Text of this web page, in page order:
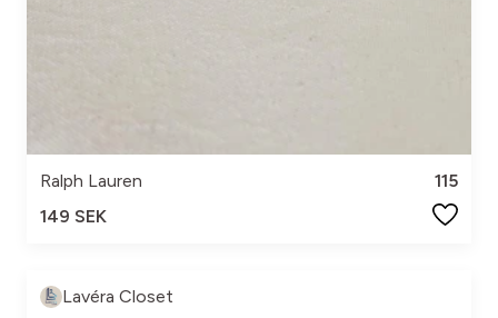
Ralph Lauren
115
149 SEK
Lavéra Closet